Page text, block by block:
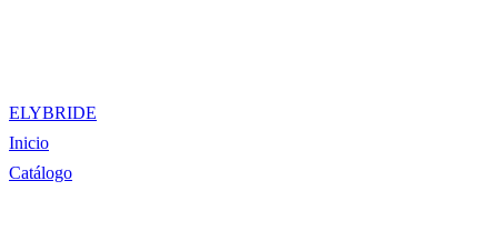
ELYBRIDE
Inicio
Catálogo